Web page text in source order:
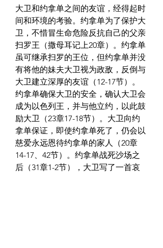
大卫和约拿单之间的友谊，经得起时
间和环境的考验。约拿单为了保护大
卫，不惜冒生命危险反抗自己的父亲
扫罗王（撒母耳记上20章）。约拿单
虽可继承扫罗的王位，但约拿单并没
有将他的妹夫大卫视为政敌，反倒与
大卫建立深厚的友谊（12-17节）。
约拿单确保大卫的安全，确认大卫会
成为以色列王，并与他立约，以此鼓
励大卫（23章17-18节）。大卫向约
拿单保证，即使约拿单死了，仍会以
慈爱永远恩待约拿单的家人（20章
14-17、42节）。约拿单战死沙场之
后（31章1-2节），大卫写了一首哀